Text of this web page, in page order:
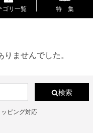
ゴリ一覧 特 集
ませんでした。
検索
ピング対応